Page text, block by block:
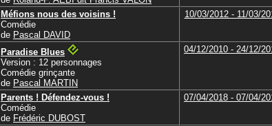
Méfions nous des voisins !
Comédie
de Pascal DAVID
10/03/2012 - 11/03/
Paradise Blues
Version : 12 personnages
Comédie grinçante
de Pascal MARTIN
04/12/2010 - 24/12/
Parents ! Défendez-vous !
Comédie
de Frédéric DUBOST
07/04/2018 - 07/04/